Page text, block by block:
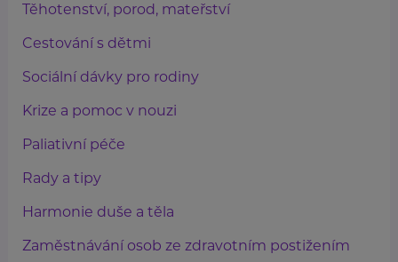
Těhotenství, porod, mateřství
Cestování s dětmi
Sociální dávky pro rodiny
Krize a pomoc v nouzi
Paliativní péče
Rady a tipy
Harmonie duše a těla
Zaměstnávání osob ze zdravotním postižením